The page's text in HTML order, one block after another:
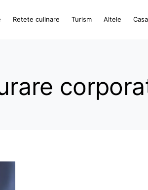
Retete culinare Turism Altele